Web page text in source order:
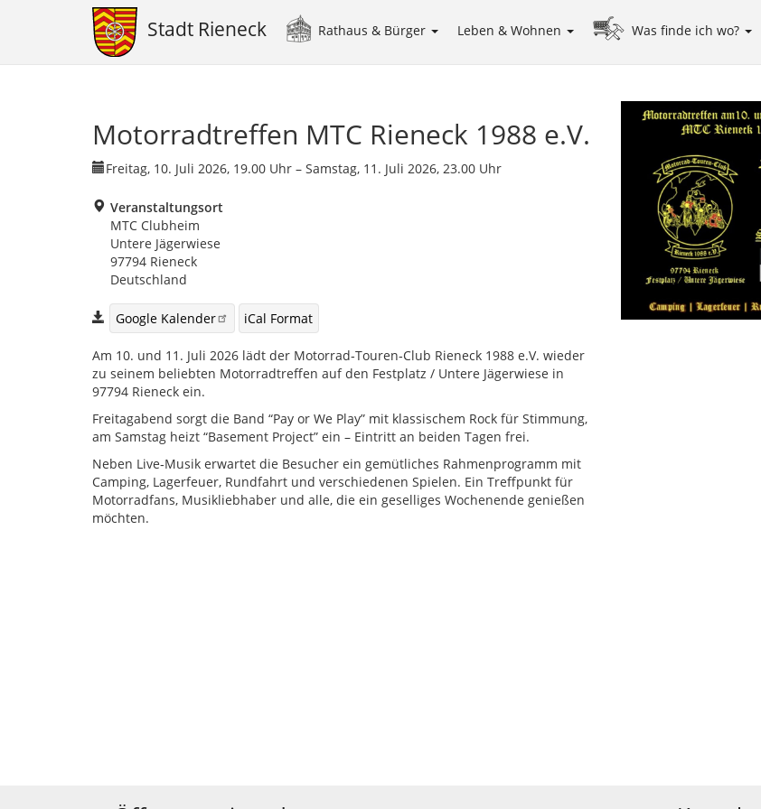
Stadt Rieneck
Main
navigation
Rathaus & Bürger Leben & Wohnen Was finde ich wo?
Motorradtreffen MTC Rieneck 1988 e.V.
Freitag, 10. Juli 2026, 19.00 Uhr – Samstag, 11. Juli 2026, 23.00 Uhr
Veranstaltungsort
MTC Clubheim
Untere Jägerwiese
97794 Rieneck
Deutschland
Google Kalender iCal Format
Am 10. und 11. Juli 2026 lädt der Motorrad‑Touren‑Club Rieneck 1988 e.V. wieder
zu seinem beliebten Motorradtreffen auf den Festplatz / Untere Jägerwiese in
97794 Rieneck ein.
Freitagabend sorgt die Band “Pay or We Play” mit klassischem Rock für Stimmung,
am Samstag heizt “Basement Project” ein – Eintritt an beiden Tagen frei.
Neben Live‑Musik erwartet die Besucher ein gemütliches Rahmenprogramm mit
Camping, Lagerfeuer, Rundfahrt und verschiedenen Spielen. Ein Treffpunkt für
Motorradfans, Musikliebhaber und alle, die ein geselliges Wochenende genießen
möchten.